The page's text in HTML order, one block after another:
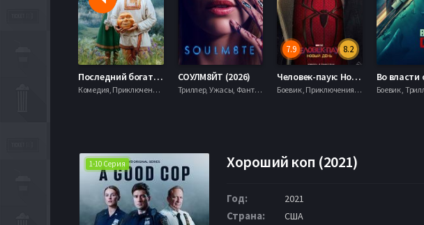
Последний богатырь. Колобок (2026)
Комедия, Приключения, Фэнтези,
СОУЛМ8ЙТ (2026)
Триллер, Ужасы, Фантастика,
8.2
7.9
Человек-паук: Новый день (2026)
Боевик , Приключения, Фантастика, Фэнтези, Боевик ,
1-10 Серия Хороший коп (2021)
Год: 2021
Страна: США